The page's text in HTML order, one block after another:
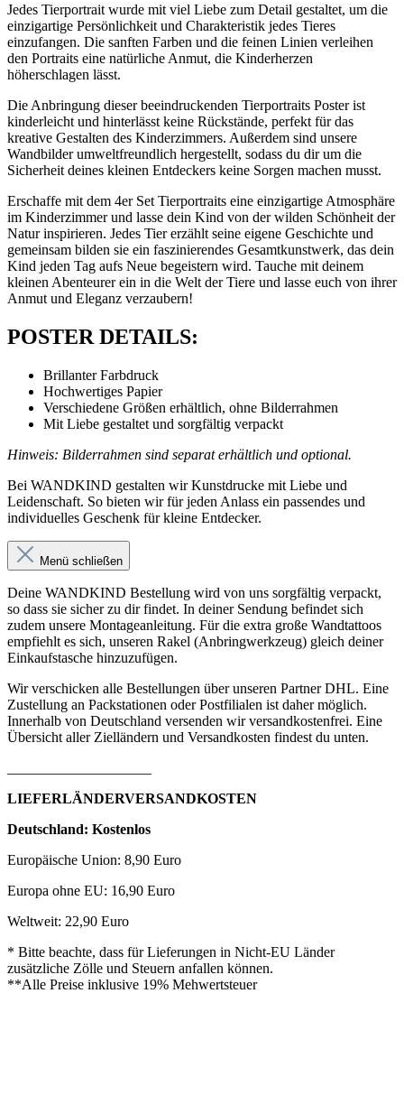
Jedes Tierportrait wurde mit viel Liebe zum Detail gestaltet, um die
einzigartige Persönlichkeit und Charakteristik jedes Tieres
einzufangen. Die sanften Farben und die feinen Linien verleihen
den Portraits eine natürliche Anmut, die Kinderherzen
höherschlagen lässt.
Die Anbringung dieser beeindruckenden Tierportraits Poster ist
kinderleicht und hinterlässt keine Rückstände, perfekt für das
kreative Gestalten des Kinderzimmers. Außerdem sind unsere
Wandbilder umweltfreundlich hergestellt, sodass du dir um die
Sicherheit deines kleinen Entdeckers keine Sorgen machen musst.
Erschaffe mit dem 4er Set Tierportraits eine einzigartige Atmosphäre
im Kinderzimmer und lasse dein Kind von der wilden Schönheit der
Natur inspirieren. Jedes Tier erzählt seine eigene Geschichte und
gemeinsam bilden sie ein faszinierendes Gesamtkunstwerk, das dein
Kind jeden Tag aufs Neue begeistern wird. Tauche mit deinem
kleinen Abenteurer ein in die Welt der Tiere und lasse euch von ihrer
Anmut und Eleganz verzaubern!
POSTER DETAILS:
Brillanter Farbdruck
Hochwertiges Papier
Verschiedene Größen erhältlich, ohne Bilderrahmen
Mit Liebe gestaltet und sorgfältig verpackt
Hinweis: Bilderrahmen sind separat erhältlich und optional.
Bei WANDKIND gestalten wir Kunstdrucke mit Liebe und
Leidenschaft. So bieten wir für jeden Anlass ein passendes und
individuelles Geschenk für kleine Entdecker.
Menü schließen
Deine WANDKIND Bestellung wird von uns sorgfältig verpackt,
so dass sie sicher zu dir findet. In deiner Sendung befindet sich
zudem unsere Montageanleitung. Für die extra große Wandtattoos
empfiehlt es sich, unseren Rakel (Anbringwerkzeug) gleich deiner
Einkaufstasche hinzuzufügen.
Wir verschicken alle Bestellungen über unseren Partner DHL. Eine
Zustellung an Packstationen oder Postfilialen ist daher möglich.
Innerhalb von Deutschland versenden wir versandkostenfrei. Eine
Übersicht aller Zielländern und Versandkosten findest du unten.
LIEFERLÄNDERVERSANDKOSTEN
Deutschland: Kostenlos
Europäische Union: 8,90 Euro
Europa ohne EU: 16,90 Euro
Weltweit: 22,90 Euro
* Bitte beachte, dass für Lieferungen in Nicht-EU Länder
zusätzliche Zölle und Steuern anfallen können.
**Alle Preise inklusive 19% Mehwertsteuer